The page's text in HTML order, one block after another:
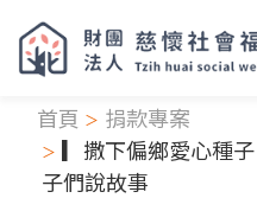
首頁
捐款專案
▎撒下偏鄉愛心種
子們說故事